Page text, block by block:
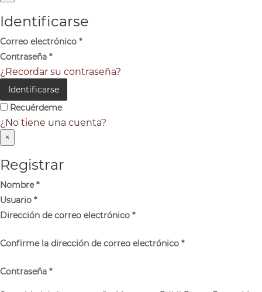
Identificarse
Correo electrónico *
Contraseña *
¿Recordar su contraseña?
Identificarse
Recuérdeme
¿No tiene una cuenta?
×
Registrar
Nombre*
Usuario *
Dirección de correo electrónico *
Confirme la dirección de correo electrónico *
Contraseña *